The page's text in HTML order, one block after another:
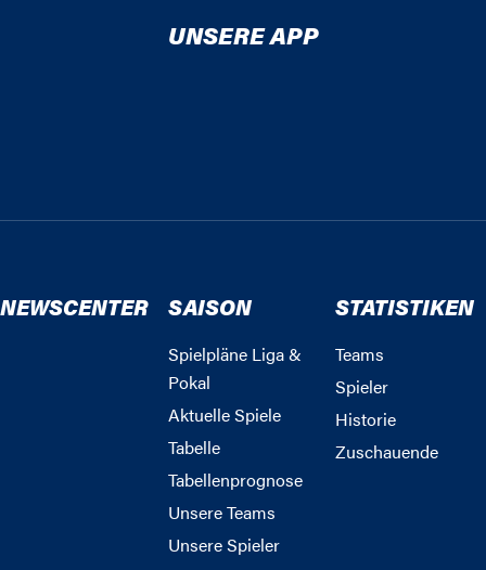
UNSERE APP
NEWSCENTER SAISON
Spielpläne Liga &
Pokal
Aktuelle Spiele
Tabelle
Tabellenprognose
Unsere Teams
Unsere Spieler
STATISTIKEN
Teams
Spieler
Historie
Zuschauende